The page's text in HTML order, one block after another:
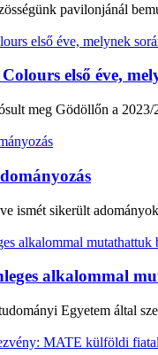
pavilonjánál
első éve,
meg Gödöllőn a
ismét sikerült
alkalommal
Egyetem által